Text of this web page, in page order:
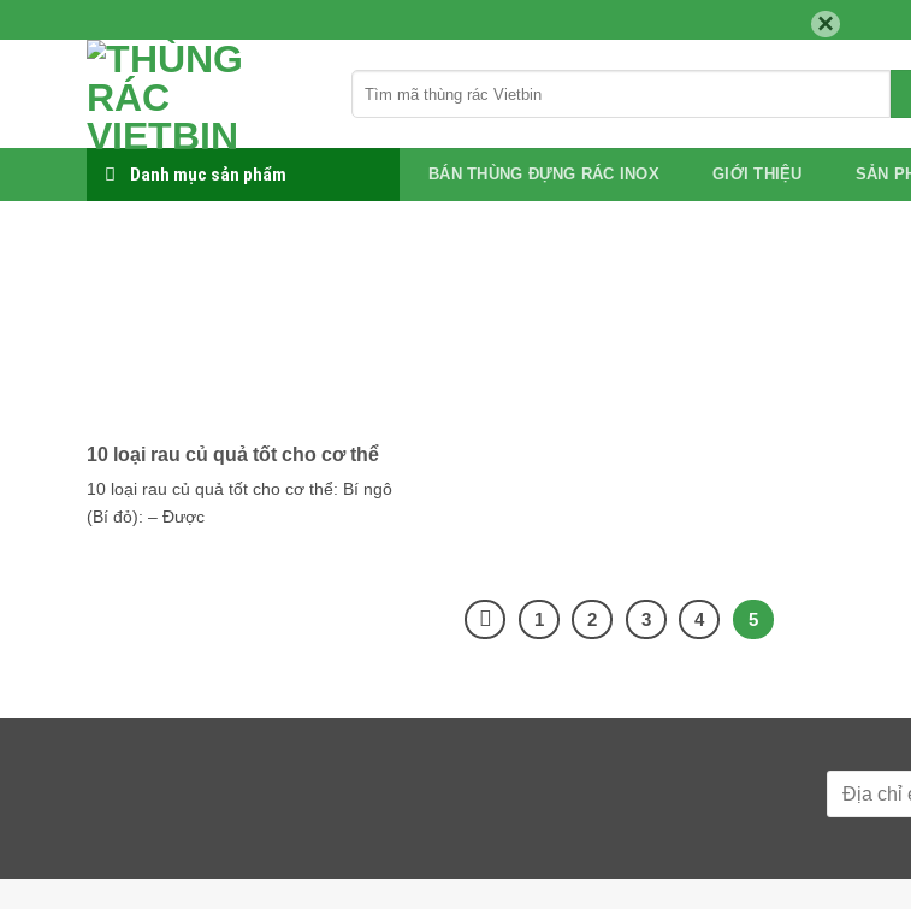
qua
×
kiếm:
Danh mục sản phẩm BÁN THÙNG ĐỰNG RÁC INOX GIỚI THIỆU SẢN
10 loại rau củ quả tốt cho cơ thể
10 loại rau củ quả tốt cho cơ thể: Bí ngô
(Bí đỏ): – Được
1 2 3 4 5